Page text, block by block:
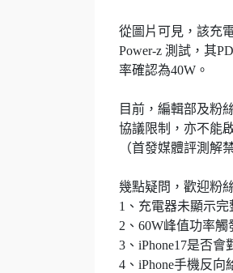
從圖片可見，該充
Power-z 測試，其
率確認為40W。
目前，編輯部及粉
協議限制，亦不能
（首發媒體評測解
幾點疑問，歡迎粉
1、充電器未顯示完
2、60W峰值功率觸
3、iPhone17是否
4、iPhone手機反向